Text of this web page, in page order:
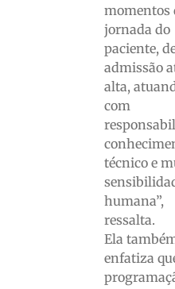
momentos
jornada do
paciente,
admissão
alta,
com
técnico e
humana”,
ressalta.
Ela
enfatiza